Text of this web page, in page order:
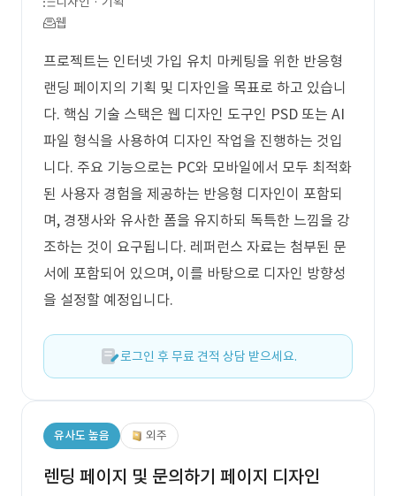
웹
프로젝트는 인터넷 가입 유치 마케팅을 위한 반응형
랜딩 페이지의 기획 및 디자인을 목표로 하고 있습니
다. 핵심 기술 스택은 웹 디자인 도구인 PSD 또는 AI
파일 형식을 사용하여 디자인 작업을 진행하는 것입
니다. 주요 기능으로는 PC와 모바일에서 모두 최적화
된 사용자 경험을 제공하는 반응형 디자인이 포함되
며, 경쟁사와 유사한 폼을 유지하되 독특한 느낌을 강
조하는 것이 요구됩니다. 레퍼런스 자료는 첨부된 문
서에 포함되어 있으며, 이를 바탕으로 디자인 방향성
을 설정할 예정입니다.
로그인 후 무료 견적 상담 받으세요.
유사도 높음 외주
렌딩 페이지 및 문의하기 페이지 디자인